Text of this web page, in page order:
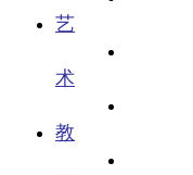
艺
术
教